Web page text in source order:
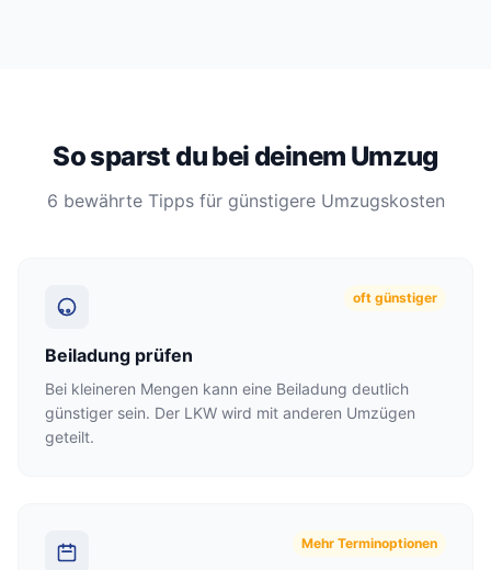
So sparst du bei deinem Umzug
6 bewährte Tipps für günstigere Umzugskosten
oft günstiger
Beiladung prüfen
Bei kleineren Mengen kann eine Beiladung deutlich
günstiger sein. Der LKW wird mit anderen Umzügen
geteilt.
Mehr Terminoptionen